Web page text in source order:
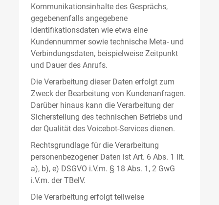
Kommunikationsinhalte des Gesprächs,
gegebenenfalls angegebene
Identifikationsdaten wie etwa eine
Kundennummer sowie technische Meta- und
Verbindungsdaten, beispielweise Zeitpunkt
und Dauer des Anrufs.
Die Verarbeitung dieser Daten erfolgt zum
Zweck der Bearbeitung von Kundenanfragen.
Darüber hinaus kann die Verarbeitung der
Sicherstellung des technischen Betriebs und
der Qualität des Voicebot-Services dienen.
Rechtsgrundlage für die Verarbeitung
personenbezogener Daten ist Art. 6 Abs. 1 lit.
a), b), e) DSGVO i.V.m. § 18 Abs. 1, 2 GwG
i.V.m. der TBelV.
Die Verarbeitung erfolgt teilweise